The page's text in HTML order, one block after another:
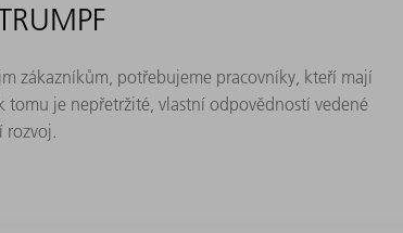
zákazníkům, potřebujeme pracovníky, kteří mají
je nepřetržité, vlastní odpovědností vedené
rozvoj.